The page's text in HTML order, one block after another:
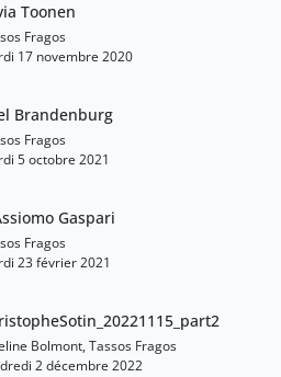
Toonen
Fragos
17 novembre 2020
Brandenburg
Fragos
5 octobre 2021
Gaspari
Fragos
23 février 2021
Bolmont, Tassos Fragos
2 décembre 2022